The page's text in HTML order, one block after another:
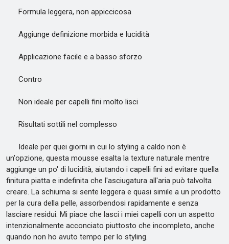
Formula leggera, non appiccicosa
Aggiunge definizione morbida e lucidità
Applicazione facile e a basso sforzo
Contro
Non ideale per capelli fini molto lisci
Risultati sottili nel complesso
Ideale per quei giorni in cui lo styling a caldo non è
un'opzione, questa mousse esalta la texture naturale mentre
aggiunge un po' di lucidità, aiutando i capelli fini ad evitare quella
finitura piatta e indefinita che l'asciugatura all'aria può talvolta
creare. La schiuma si sente leggera e quasi simile a un prodotto
per la cura della pelle, assorbendosi rapidamente e senza
lasciare residui. Mi piace che lasci i miei capelli con un aspetto
intenzionalmente acconciato piuttosto che incompleto, anche
quando non ho avuto tempo per lo styling.